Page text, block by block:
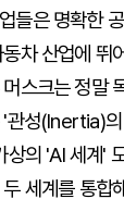
들은 명확한
차 산업에 뛰
스크는 정말
관성(Inertia)
상의 'AI 세계'
세계를 통합